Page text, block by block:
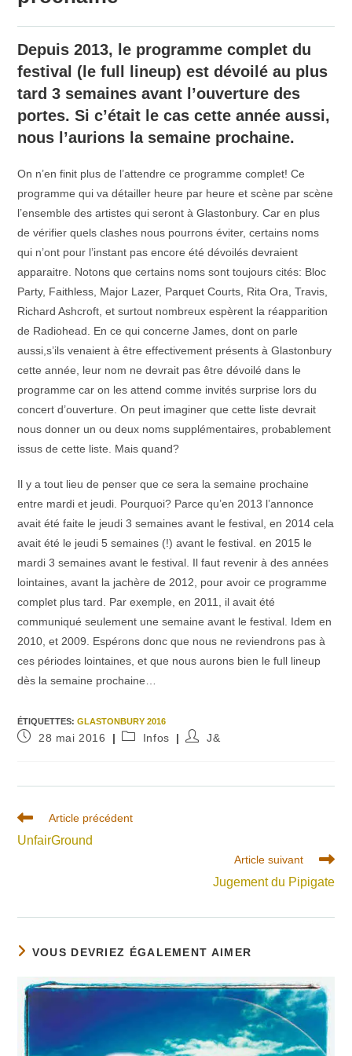
Depuis 2013, le programme complet du
festival (le full lineup) est dévoilé au plus
tard 3 semaines avant l’ouverture des
portes. Si c’était le cas cette année aussi,
nous l’aurions la semaine prochaine.
On n’en finit plus de l’attendre ce programme complet! Ce
programme qui va détailler heure par heure et scène par scène
l’ensemble des artistes qui seront à Glastonbury. Car en plus
de vérifier quels clashes nous pourrons éviter, certains noms
qui n’ont pour l’instant pas encore été dévoilés devraient
apparaitre. Notons que certains noms sont toujours cités: Bloc
Party, Faithless, Major Lazer, Parquet Courts, Rita Ora, Travis,
Richard Ashcroft, et surtout nombreux espèrent la réapparition
de Radiohead. En ce qui concerne James, dont on parle
aussi,s’ils venaient à être effectivement présents à Glastonbury
cette année, leur nom ne devrait pas être dévoilé dans le
programme car on les attend comme invités surprise lors du
concert d’ouverture. On peut imaginer que cette liste devrait
nous donner un ou deux noms supplémentaires, probablement
issus de cette liste. Mais quand?
Il y a tout lieu de penser que ce sera la semaine prochaine
entre mardi et jeudi. Pourquoi? Parce qu’en 2013 l’annonce
avait été faite le jeudi 3 semaines avant le festival, en 2014 cela
avait été le jeudi 5 semaines (!) avant le festival. en 2015 le
mardi 3 semaines avant le festival. Il faut revenir à des années
lointaines, avant la jachère de 2012, pour avoir ce programme
complet plus tard. Par exemple, en 2011, il avait été
communiqué seulement une semaine avant le festival. Idem en
2010, et 2009. Espérons donc que nous ne reviendrons pas à
ces périodes lointaines, et que nous aurons bien le full lineup
dès la semaine prochaine…
ÉTIQUETTES:GLASTONBURY 2016
Publication
28 mai 2016
PostInfos
Auteur/autrice
J&
Read
articles
Article précédent
UnfairGround
Article suivant
Jugement du Pipigate
VOUS DEVRIEZ ÉGALEMENT AIMER